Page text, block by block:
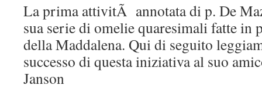
La prima attivitÃ annotata di p. De
sua serie di omelie quaresimali fatte in
della Maddalena. Qui di seguito
successo di questa iniziativa al suo
Janson